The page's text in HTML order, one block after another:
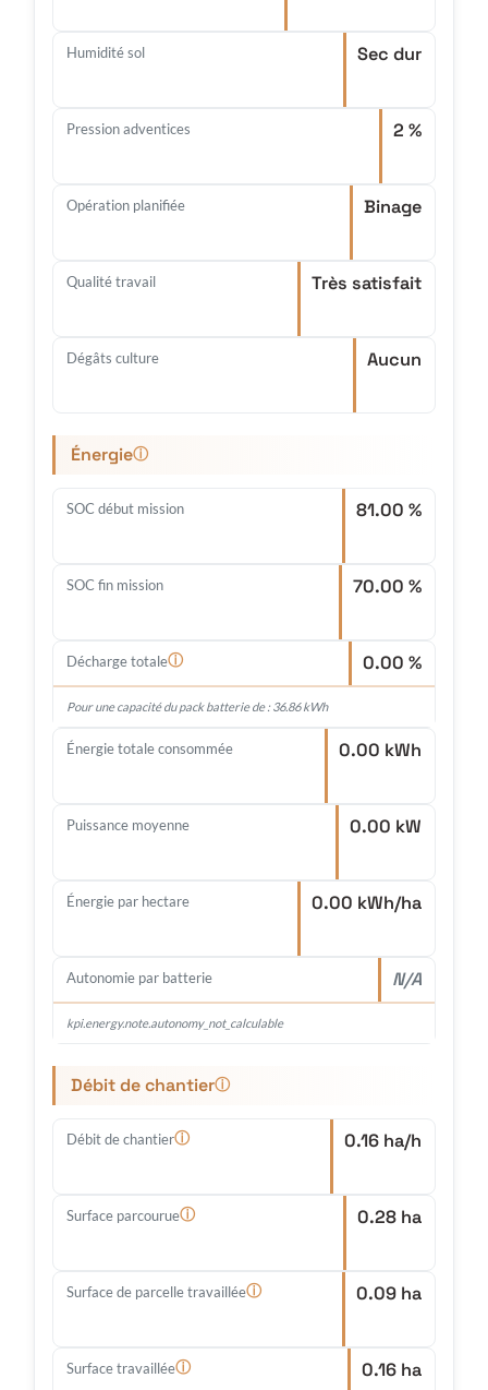
Humidité sol Sec dur
Pression adventices 2 %
Opération planifiée Binage
Qualité travail Très satisfait
Dégâts culture Aucun
Énergieⓘ
SOC début mission 81.00 %
SOC fin mission 70.00 %
Décharge totaleⓘ 0.00 %
Pour une capacité du pack batterie de : 36.86 kWh
Énergie totale consommée 0.00 kWh
Puissance moyenne 0.00 kW
Énergie par hectare 0.00 kWh/ha
Autonomie par batterie N/A
kpi.energy.note.autonomy_not_calculable
Débit de chantierⓘ
Débit de chantierⓘ 0.16 ha/h
Surface parcourueⓘ 0.28 ha
Surface de parcelle travailléeⓘ 0.09 ha
Surface travailléeⓘ 0.16 ha